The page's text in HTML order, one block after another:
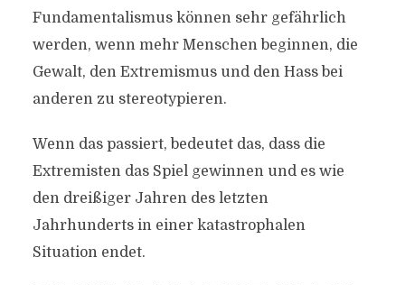
Fundamentalismus können sehr gefährlich
werden, wenn mehr Menschen beginnen, die
Gewalt, den Extremismus und den Hass bei
anderen zu stereotypieren.
Wenn das passiert, bedeutet das, dass die
Extremisten das Spiel gewinnen und es wie
den dreißiger Jahren des letzten
Jahrhunderts in einer katastrophalen
Situation endet.